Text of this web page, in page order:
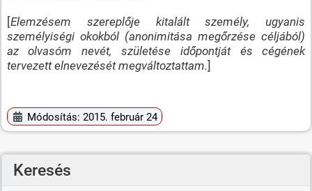
[Elemzésem szereplője kitalált személy, ugyanis
személyiségi okokból (anonimitása megőrzése céljából)
az olvasóm nevét, születése időpontját és cégének
tervezett elnevezését megváltoztattam.]
Módosítás: 2015. február 24
Keresés